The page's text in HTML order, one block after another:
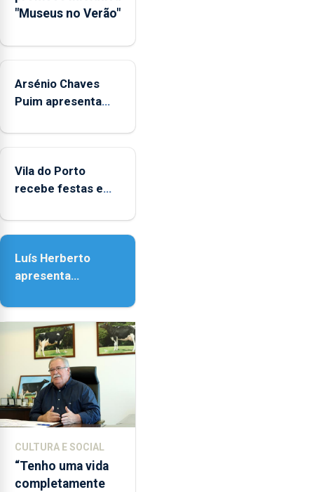
de
aos
durante
o
de
entre
as
e
as
18h00.
"Museus no Verão"
Arsénio Chaves
Puim apresenta
de Vila do Porto
Vila do Porto
recebe festas em
Senhora da
Luís Herberto
apresenta
Paisagem’
CULTURA E SOCIAL
“Tenho uma vida
completamente